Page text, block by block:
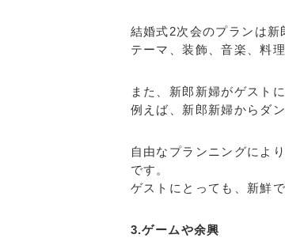
結婚式2次会のプランは新
テーマ、装飾、音楽、料
また、新郎新婦がゲスト
例えば、新郎新婦からダ
自由なプランニングによ
です。
ゲストにとっても、新鮮
3.ゲームや余興